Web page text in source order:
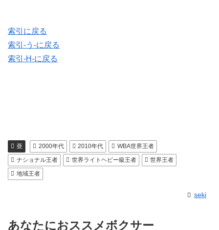
索引に戻る
索引-う-に戻る
索引-H-に戻る
亜 2000年代 2010年代
WBA世界王者
ナショナル王者
世界ライトヘビー級王者
世界王者
地域王者
seki
あなたにおススメボクサー